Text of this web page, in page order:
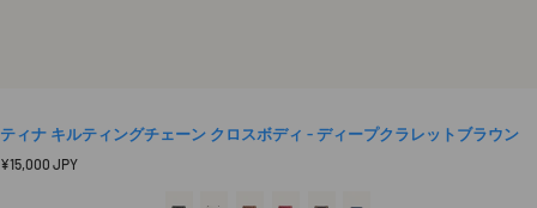
ティナ キルティングチェーン クロスボディ - ディープクラレットブラウン
¥15,000 JPY